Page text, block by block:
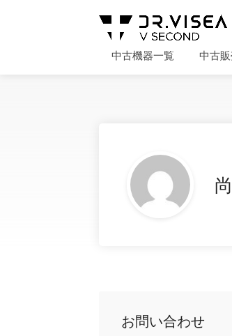
中古機器一覧 中古
お問い合わせ